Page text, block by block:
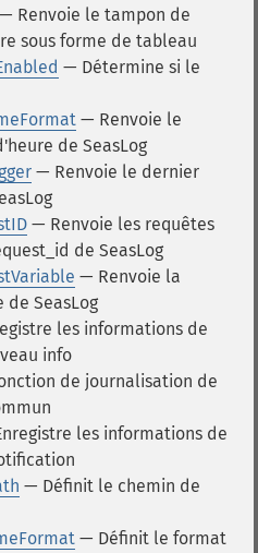
— Renvoie le tampon de
sous forme de tableau
— Détermine si le
— Renvoie le
de SeasLog
— Renvoie le dernier
— Renvoie les requêtes
de SeasLog
— Renvoie la
SeasLog
les informations de
info
de journalisation de
les informations de
— Définit le chemin de
— Définit le format